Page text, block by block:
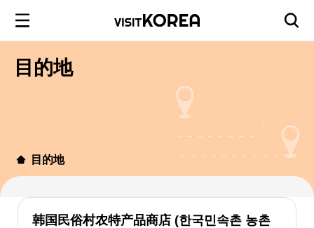
目的地
目的地
韩国民俗村农特产品商店 (한국민속촌 농촌